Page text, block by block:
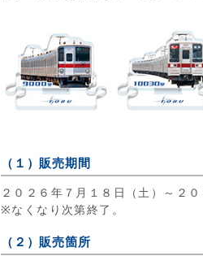
（１）販売期間
２０２６年７月１８日（土）～２
※なくなり次第終了。
（２）販売箇所